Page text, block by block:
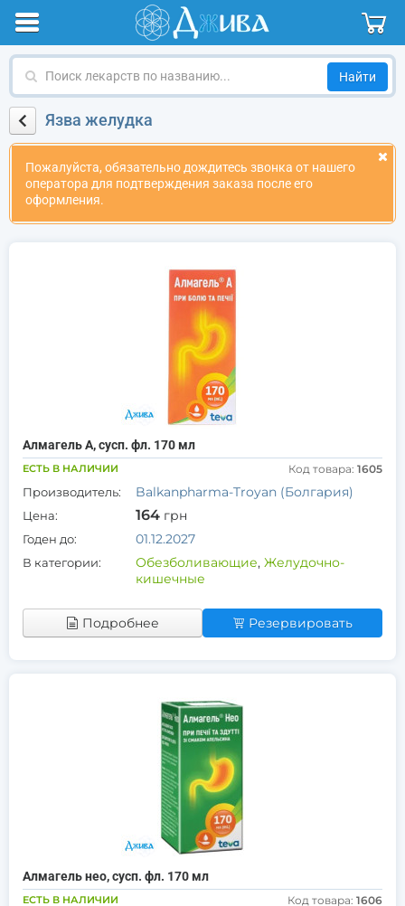
Поиск
по
названиюЯзва желудка
Пожалуйста, обязательно дождитесь звонка от нашего
оператора для подтверждения заказа после его
оформления.
Алмагель А, сусп. фл. 170 мл
ЕСТЬ В НАЛИЧИИ Код товара: 1605
Производитель: Balkanpharma-Troyan (Болгария)
Цена: 164 грн
Годен до: 01.12.2027
В категории: Обезболивающие, Желудочно-
кишечные
Подробнее Резервировать
Алмагель нео, сусп. фл. 170 мл
ЕСТЬ В НАЛИЧИИ Код товара: 1606